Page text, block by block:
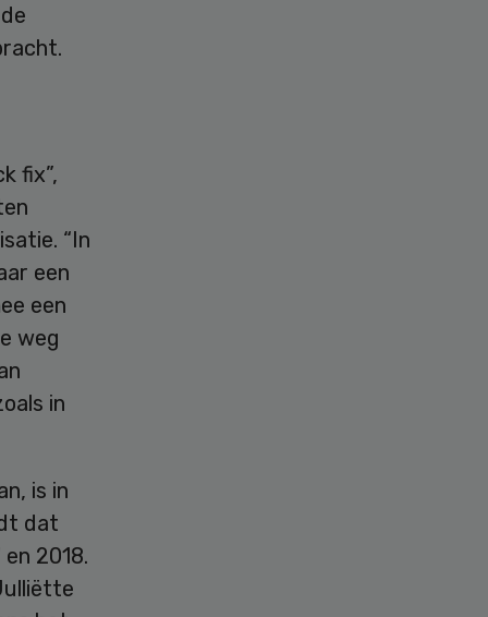
fix”,
“In
een
een
weg
in
is in
dat
2018.